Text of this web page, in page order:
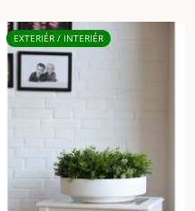
EXTERIÉR / INTERIÉR